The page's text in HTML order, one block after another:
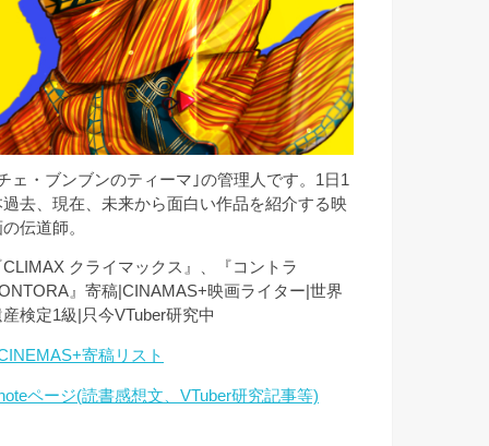
ェ・ブンブンのティーマ｣の管理人です。1日1
過去、現在、未来から面白い作品を紹介する映
伝道師。
CLIMAX クライマックス』、『コントラ
』寄稿|CINAMAS+映画ライター|世界
産検定1級|只今VTuber研究中
寄稿リスト
ページ(読書感想文、VTuber研究記事等)